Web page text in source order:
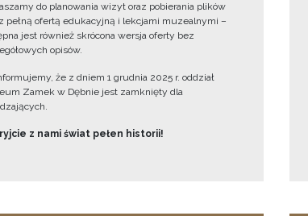
do planowania wizyt oraz pobierania plików
pełną ofertą edukacyjną i lekcjami muzealnymi –
jest również skrócona wersja oferty bez
opisów.
że z dniem 1 grudnia 2025 r. oddział
Zamek w Dębnie jest zamknięty dla
z nami świat pełen historii!